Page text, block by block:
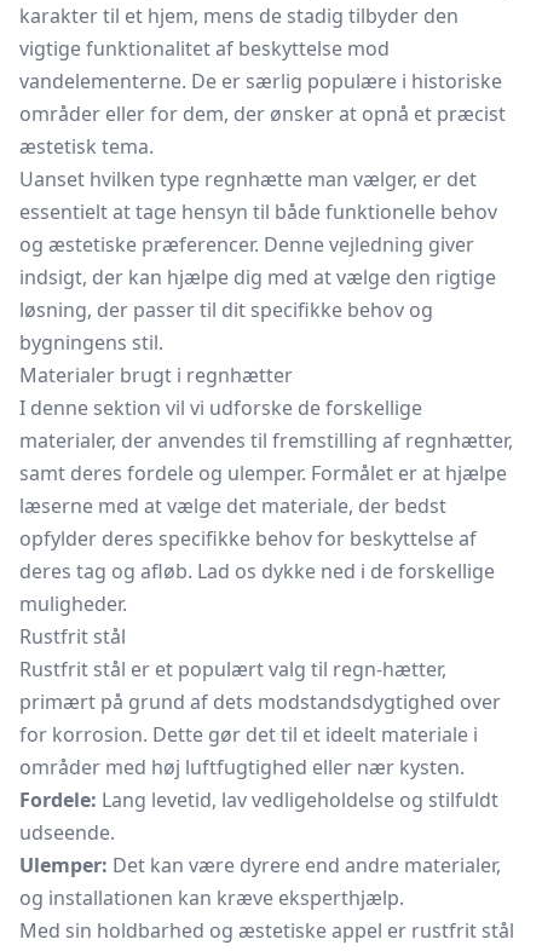
karakter til et hjem, mens de stadig tilbyder den
vigtige funktionalitet af beskyttelse mod
vandelementerne. De er særlig populære i historiske
områder eller for dem, der ønsker at opnå et præcist
æstetisk tema.
Uanset hvilken type regnhætte man vælger, er det
essentielt at tage hensyn til både funktionelle behov
og æstetiske præferencer. Denne vejledning giver
indsigt, der kan hjælpe dig med at vælge den rigtige
løsning, der passer til dit specifikke behov og
bygningens stil.
Materialer brugt i regnhætter
I denne sektion vil vi udforske de forskellige
materialer, der anvendes til fremstilling af regnhætter,
samt deres fordele og ulemper. Formålet er at hjælpe
læserne med at vælge det materiale, der bedst
opfylder deres specifikke behov for beskyttelse af
deres tag og afløb. Lad os dykke ned i de forskellige
muligheder.
Rustfrit stål
Rustfrit stål er et populært valg til regn-hætter,
primært på grund af dets modstandsdygtighed over
for korrosion. Dette gør det til et ideelt materiale i
områder med høj luftfugtighed eller nær kysten.
Fordele: Lang levetid, lav vedligeholdelse og stilfuldt
udseende.
Ulemper: Det kan være dyrere end andre materialer,
og installationen kan kræve eksperthjælp.
Med sin holdbarhed og æstetiske appel er rustfrit stål